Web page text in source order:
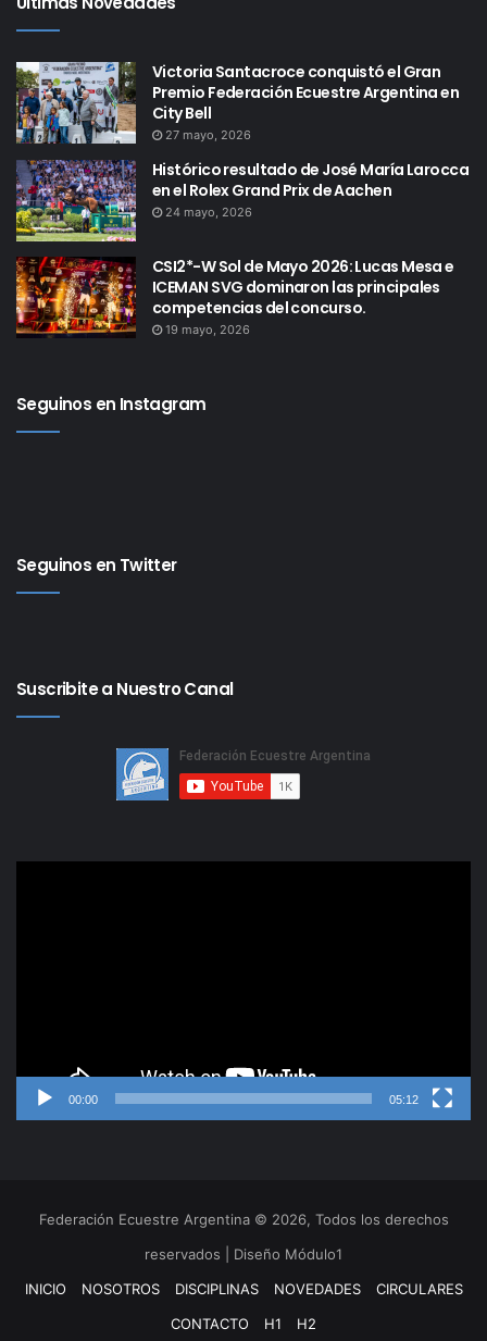
Victoria Santacroce conquistó el Gran
Premio Federación Ecuestre Argentina en
City Bell
27 mayo, 2026
Histórico resultado de José María Larocca
en el Rolex Grand Prix de Aachen
24 mayo, 2026
CSI2*-W Sol de Mayo 2026: Lucas Mesa e
ICEMAN SVG dominaron las principales
competencias del concurso.
19 mayo, 2026
Seguinos en Instagram
Seguinos en Twitter
Suscribite a Nuestro Canal
00:00 05:12
Federación Ecuestre Argentina © 2026, Todos los derechos
reservados | Diseño Módulo1
INICIO
NOSOTROS DISCIPLINAS NOVEDADES
CIRCULARES
CONTACTO
H1 H2